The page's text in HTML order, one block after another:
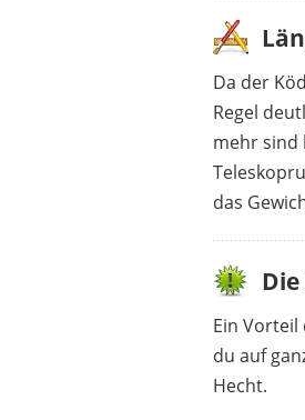
Da der
Regel
mehr sind
das
Ein
du auf
Hecht.